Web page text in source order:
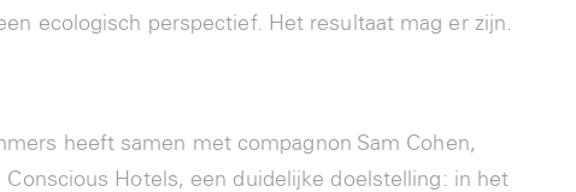
ecologisch perspectief. Het resultaat mag er zijn.
heeft samen met compagnon Sam Cohen,
Conscious Hotels, een duidelijke doelstelling: in het